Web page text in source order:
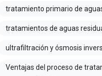
tratamiento primario de
tratamientos de aguas
ultrafiltración y ósmosis
Ventajas del proceso de